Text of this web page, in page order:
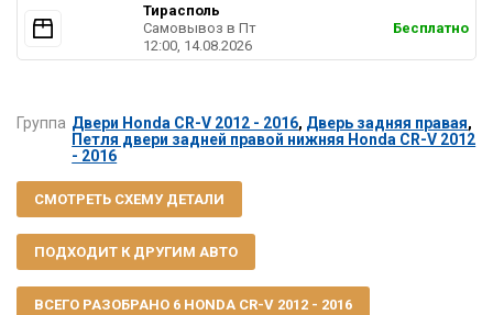
Тирасполь
Самовывоз в Пт
12:00, 14.08.2026
Бесплатно
Группа Двери Honda CR-V 2012 - 2016, Дверь задняя правая,
Петля двери задней правой нижняя Honda CR-V 2012
- 2016
СМОТРЕТЬ СХЕМУ ДЕТАЛИ
ПОДХОДИТ К ДРУГИМ АВТО
ВСЕГО РАЗОБРАНО 6 HONDA CR-V 2012 - 2016